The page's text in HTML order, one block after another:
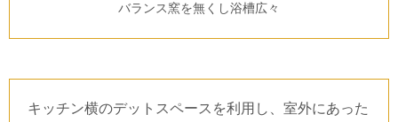
バランス窯を無くし浴槽広々
キッチン横のデットスペースを利用し、室外にあった